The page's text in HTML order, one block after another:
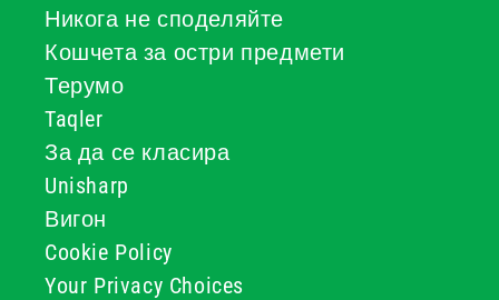
Никога не споделяйте
Кошчета за остри предмети
Терумо
Taqler
За да се класира
Unisharp
Вигон
Cookie Policy
Your Privacy Choices